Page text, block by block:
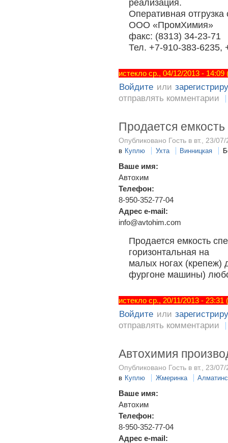
реализация.
Оперативная
ООО «ПромХимия»
факс: (8313) 34-23-71
Тел. +7-910-383-6235,
истекло ср., 04/12/2013 -
Войдите или
отправлять комментарии
Продается
Опубликовано Гость в вт., 23/
в Куплю Ухта Винницкая
Ваше имя:
Автохим
Телефон:
8-950-352-77-04
Адрес e-mail:
info@avtohim.com
Продается емкость
горизонтальная на
малых ногах (крепеж)
фургоне машины)
истекло ср., 20/11/2013 -
Войдите или
отправлять комментарии
Автохимия
Опубликовано Гость в вт., 23/
в Куплю Жмеринка
Ваше имя:
Автохим
Телефон:
8-950-352-77-04
Адрес e-mail: